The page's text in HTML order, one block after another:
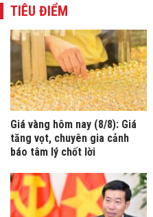
TIÊU ĐIỂM
Giá vàng hôm nay (8/8): Giá
tăng vọt, chuyên gia cảnh
báo tâm lý chốt lời